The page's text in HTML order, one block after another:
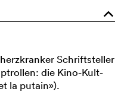
o
Schriftsteller
die Kino-Kult-
la putain»).